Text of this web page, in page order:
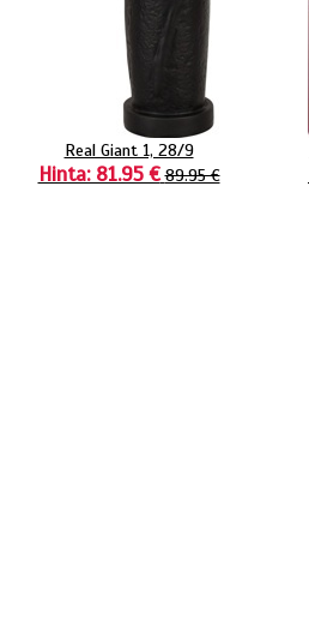
Real Giant 1, 28/9
Hinta: 81.95 € 89.95 €